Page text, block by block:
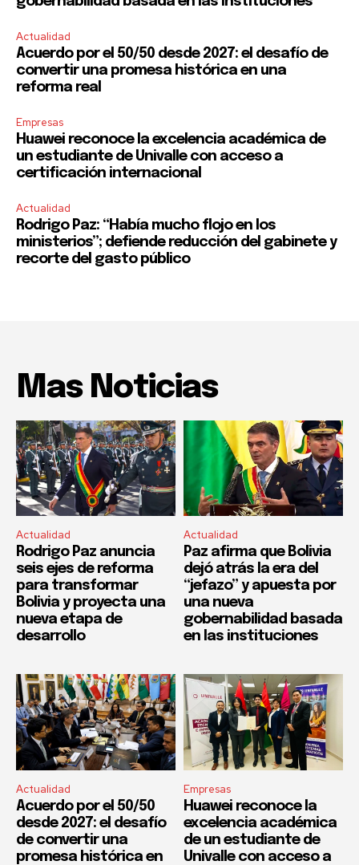
Actualidad
Acuerdo por el 50/50 desde 2027: el desafío de
convertir una promesa histórica en una
reforma real
Empresas
Huawei reconoce la excelencia académica de
un estudiante de Univalle con acceso a
certificación internacional
Actualidad
Rodrigo Paz: “Había mucho flojo en los
ministerios”; defiende reducción del gabinete y
recorte del gasto público
Mas Noticias
Actualidad
Rodrigo Paz anuncia
seis ejes de reforma
para transformar
Bolivia y proyecta una
nueva etapa de
desarrollo
Actualidad
Paz afirma que Bolivia
dejó atrás la era del
“jefazo” y apuesta por
una nueva
gobernabilidad basada
en las instituciones
Actualidad
Acuerdo por el 50/50
desde 2027: el desafío
de convertir una
promesa histórica en
Empresas
Huawei reconoce la
excelencia académica
de un estudiante de
Univalle con acceso a